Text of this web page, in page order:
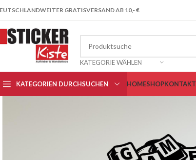
GRATISVERSAND AB 10,- €
KATEGORIE WÄHLEN
KATEGORIEN DURCHSUCHEN HOMESHOPKONTAKT